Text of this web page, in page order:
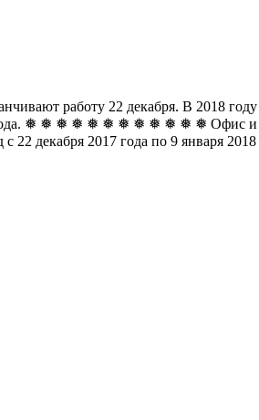
работу 22 декабря. В 2018 году
года. ❅ ❅ ❅ ❅ ❅ ❅ ❅ ❅ ❅ ❅ ❅ ❅ Офис и
22 декабря 2017 года по 9 января